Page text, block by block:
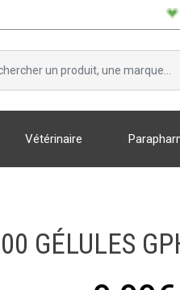
Vétérinaire
GÉLULES